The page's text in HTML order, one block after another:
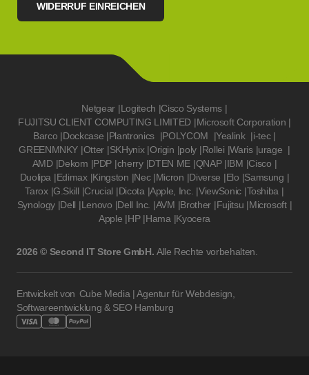
WIDERRUF EINREICHEN
Netgear |Logitech |Cisco Systems |
FUJITSU CLIENT COMPUTING LIMITED |Microsoft Corporation |
Barco |Dockcase |Plantronics |POLYCOM |Yealink |i-tec |
GREENMNKY |Otter |SKHynix |Origin |poly |Rollei |Waris |urage |
AMD |Dekom |PDP |cherry |DTEN ME |QNAP |IBM |Cisco |
Duolipa |Edimax |Kingston |Nec |Micron |Diverse |Elo |Samsung |
Tarox |G.Skill |Crucial |Dicota |Apple, Inc. |ViewSonic |Toshiba |
Synology |Dell |Lenovo |Dell Inc. |AVM |Brother |Fujitsu |Microsoft |
Apple |HP |Hama |Kyocera
2026 © Second IT Store GmbH. Alle Rechte vorbehalten.
Entwickelt von Cube Media | Agentur für Webdesign,
Softwareentwicklung & SEO Hamburg